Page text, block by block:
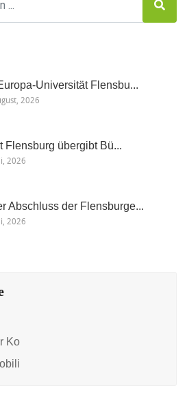
Universität Flensbu...
2026
Flensburg übergibt Bü...
2026
Abschluss der Flensburge...
2026
Ko